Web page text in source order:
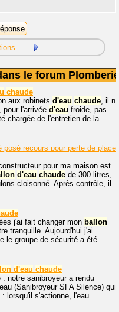
le forum Plomberie
chaude
aux robinets d'eau chaude, il n
pour l'arrivée d'eau froide, pas
chargée de l'entretien de la
posé recours pour perte de place
pour ma maison est
d'eau chaude de 300 litres,
cloisonné. Après contrôle, il
j'ai fait changer mon ballon
tranquille. Aujourd'hui j'ai
le groupe de sécurité a été
d'eau chaude
notre sanibroyeur a rendu
(Sanibroyeur SFA Silence) qui
lorsqu'il s'actionne, l'eau